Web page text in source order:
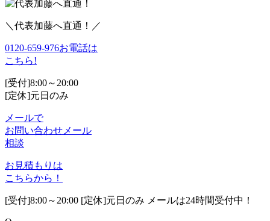
＼代表加藤へ直通！／
0120-659-976お電話は
こちら!
[受付]8:00～20:00
[定休]元日のみ
メールで
お問い合わせ メール
相談
お見積もりは
こちらから！
[受付]8:00～20:00 [定休]元日のみ メールは24時間受付中！